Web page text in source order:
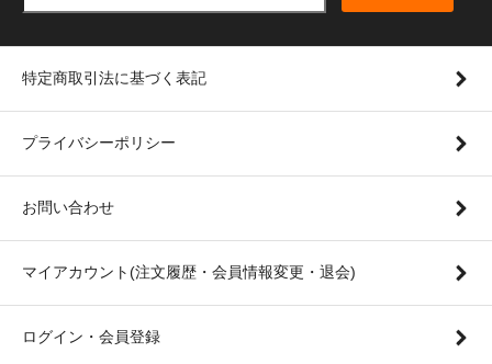
特定商取引法に基づく表記
プライバシーポリシー
お問い合わせ
マイアカウント(注文履歴・会員情報変更・退会)
ログイン・会員登録